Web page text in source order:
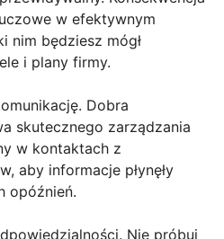
w efektywnym
nim będziesz mógł
i plany firmy.
Dobra
skutecznego zarządzania
w kontaktach z
aby informacje płynęły
opóźnień.
Nie próbuj